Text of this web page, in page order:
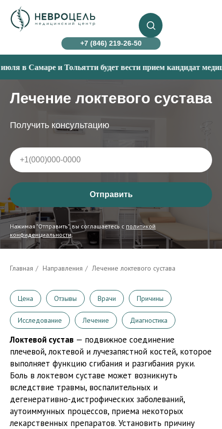
+7 (846) 219-26-50
Самаре и Тольятти будет вести прием кандидат
Лечение локтевого сустава
Получить консультацию
Отправить
Нажимая "Отправить", вы соглашаетесь сполитикой
конфиденциальности.
Главная / Направления / Лечение локтевого сустава
Цена Отзывы Врачи Причины
Исследование Лечение Диагностика
Локтевой сустав — подвижное соединение
плечевой, локтевой и лучезапястной костей, которое
выполняет функцию сгибания и разгибания руки.
Боль в локтевом суставе может возникнуть
вследствие травмы, воспалительных и
дегенеративно-дистрофических заболеваний,
аутоиммунных процессов, приема некоторых
лекарственных препаратов. Установить причину